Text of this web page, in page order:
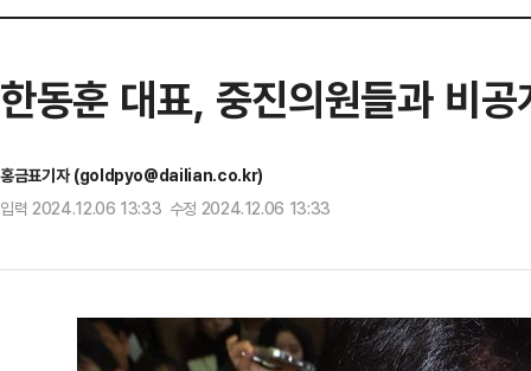
한동훈 대표, 중진의원들과 비
홍금표기자 (goldpyo@dailian.co.kr)
입력 2024.12.06 13:33 수정 2024.12.06 13:33